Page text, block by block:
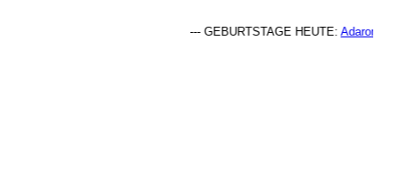
--- GEBURTSTAGE HEUTE:Adaron